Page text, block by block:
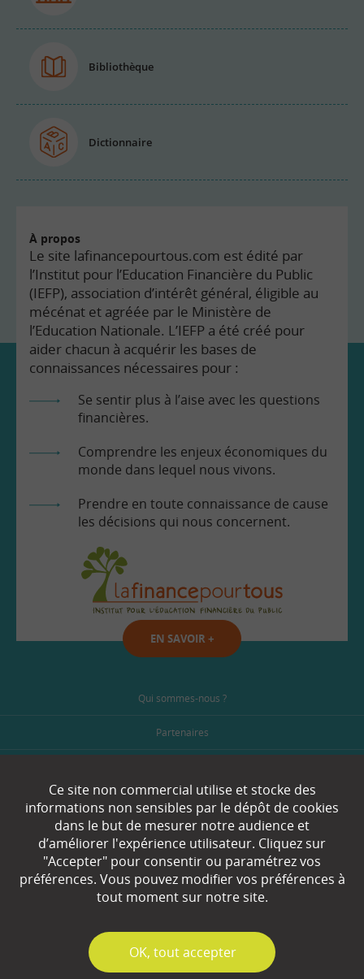
Bibliothèque
Dictionnaire
À propos
Le site lafinancepourtous.com est édité par
l’Institut pour l’Education Financière du Public
(IEFP), association d’intérêt général, éligible au
mécénat et agréée par le Ministère de
l’Education Nationale. L’IEFP a été créé pour
aider chacun à acquérir les bases de
connaissances nécessaires pour :
Se sentir plus à l’aise avec les questions
financières.
Comprendre les enjeux économiques du
monde dans lequel nous vivons.
Prendre en toute connaissance de cause
les décisions qui nous concernent.
EN SAVOIR +
Qui sommes-nous ?
Partenaires
Plan du site
Mentions légales
Gestion des cookies
Ce site non commercial utilise et stocke des
informations non sensibles par le dépôt de cookies
dans le but de mesurer notre audience et
d’améliorer l'expérience utilisateur. Cliquez sur
"Accepter" pour consentir ou paramétrez vos
préférences. Vous pouvez modifier vos préférences à
tout moment sur notre site.
✓
OK, tout accepter